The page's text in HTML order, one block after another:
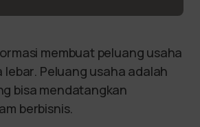
membuat peluang usaha
lebar. Peluang usaha adalah
bisa mendatangkan
berbisnis.